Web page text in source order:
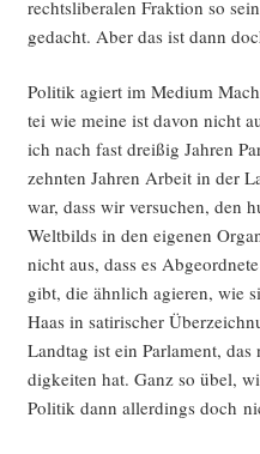
rechts­li­be­ra­len Frak­ti­on so
gedacht. Aber das ist dann
Poli­tik agiert im Medi­um
tei wie mei­ne ist davon nicht
ich nach fast drei­ßig Jah­ren
zehn­ten Jah­ren Arbeit in der
war, dass wir ver­su­chen, den
Welt­bilds in den eige­nen
nicht aus, dass es
gibt, die ähn­lich agie­ren, wie
Haas in sati­ri­scher
Land­tag ist ein Par­la­ment,
dig­kei­ten hat. Ganz so übel,
Poli­tik dann aller­dings doch